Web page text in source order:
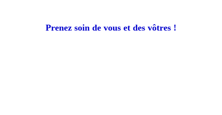
Prenez soin de vous et des vôtres !